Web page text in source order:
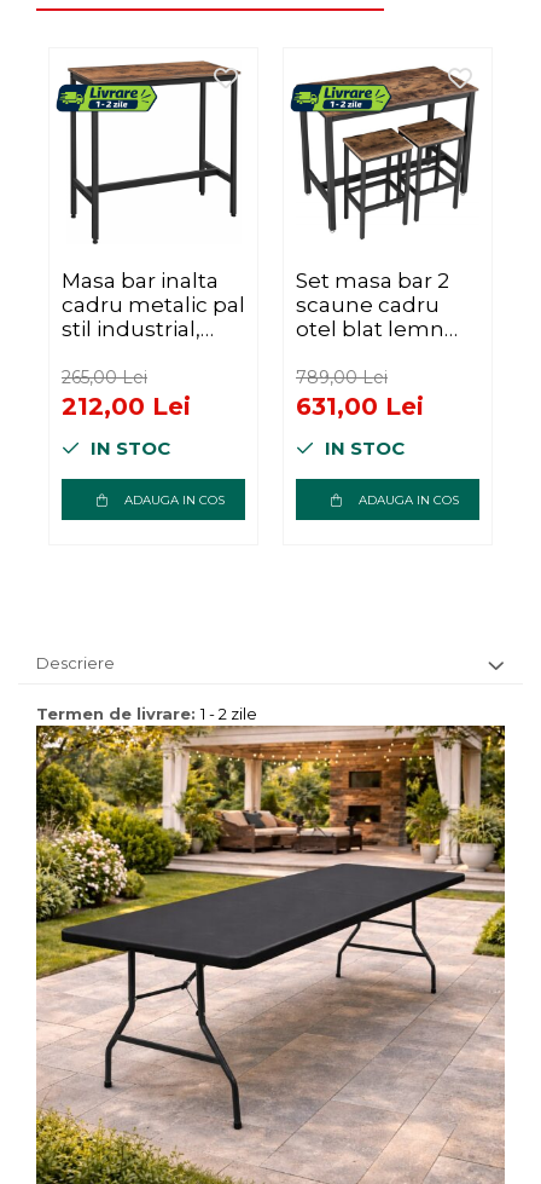
Masa bar inalta
cadru metalic pal
stil industrial,
design modern,
maro rustic
265,00 Lei
212,00 Lei
IN STOC
ADAUGA IN COS
Set masa bar 2
scaune cadru
otel blat lemn
120x60x90 cm,
design rustic,
maro rustic
789,00 Lei
631,00 Lei
IN STOC
ADAUGA IN COS
Descriere
Termen de livrare:1 - 2 zile